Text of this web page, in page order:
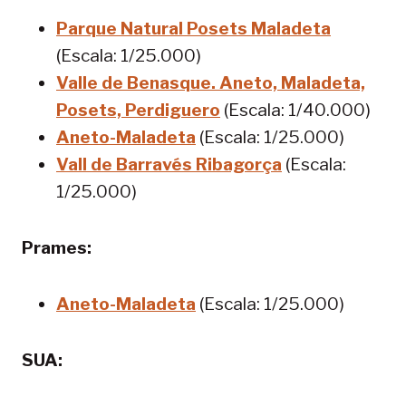
Parque Natural Posets Maladeta
(Escala: 1/25.000)
Valle de Benasque. Aneto, Maladeta,
Posets, Perdiguero (Escala: 1/40.000)
Aneto-Maladeta (Escala: 1/25.000)
Vall de Barravés Ribagorça (Escala:
1/25.000)
Prames:
Aneto-Maladeta (Escala: 1/25.000)
SUA: